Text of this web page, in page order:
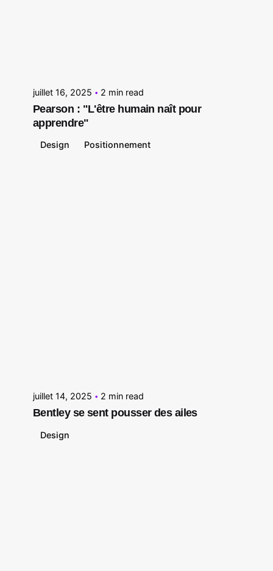
juillet 16, 2025 2 min read
Pearson : "L'être humain naît pour
apprendre"
Design Positionnement
juillet 14, 2025 2 min read
Bentley se sent pousser des ailes
Design